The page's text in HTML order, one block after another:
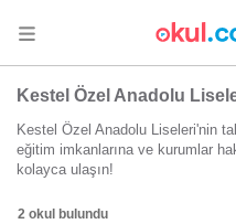
Kestel Özel Anadolu
Kestel Özel Anadolu Liseleri'nin
eğitim imkanlarına ve kurumlar
kolayca ulaşın!
2 okul bulundu